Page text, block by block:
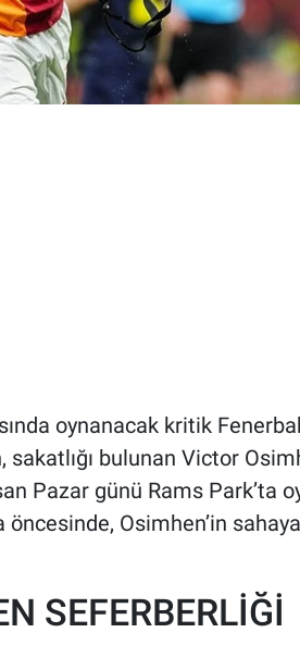
oynanacak kritik
sakatlığı bulunan Victor
Pazar günü Rams Park’ta
Osimhen’in sahaya
SEFERBERLİĞİ